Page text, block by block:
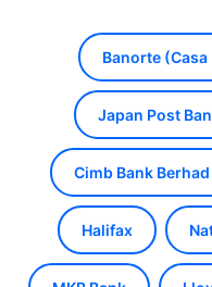
Banorte (Casa
Japan Post
Cimb Bank Berhad
Halifax